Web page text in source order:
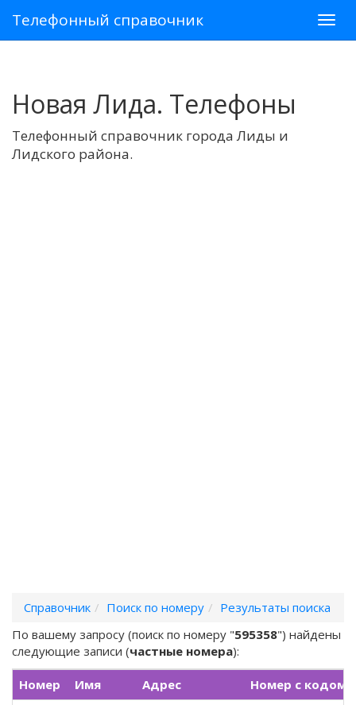
Телефонный справочник
Новая Лида. Телефоны
Телефонный справочник города Лиды и
Лидского района.
Справочник Поиск по номеру
Результаты поиска
По вашему запросу (поиск по номеру "595358") найдены
следующие записи (частные номера):
Номер Имя Адрес
Номер с кодом